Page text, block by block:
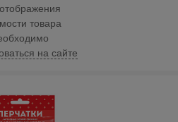
товара
на сайте